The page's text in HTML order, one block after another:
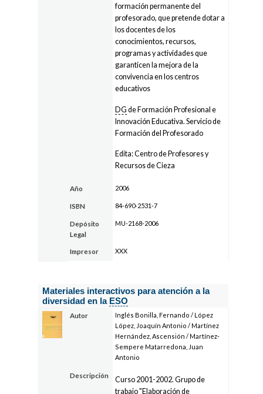
formación permanente del
profesorado, que pretende dotar a
los docentes de los
conocimientos, recursos,
programas y actividades que
garanticen la mejora de la
convivencia en los centros
educativos
DG de Formación Profesional e
Innovación Educativa. Servicio de
Formación del Profesorado
Edita: Centro de Profesores y
Recursos de Cieza
Año 2006
ISBN 84-690-2531-7
Depósito
Legal
MU-2168-2006
Impresor XXX
Materiales interactivos para atención a la
diversidad en la ESO
Autor
Inglés Bonilla, Fernando / López
López, Joaquín Antonio / Martínez
Hernández, Ascensión / Martínez-
Sempere Matarredona, Juan
Antonio
Descripción
Curso 2001-2002. Grupo de
trabajo "Elaboración de